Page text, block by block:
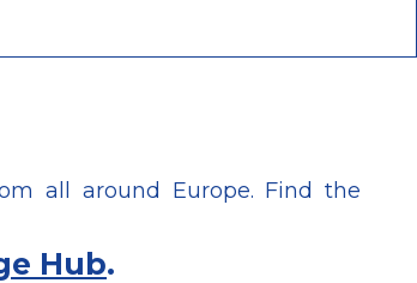
all around Europe. Find the
Hub.